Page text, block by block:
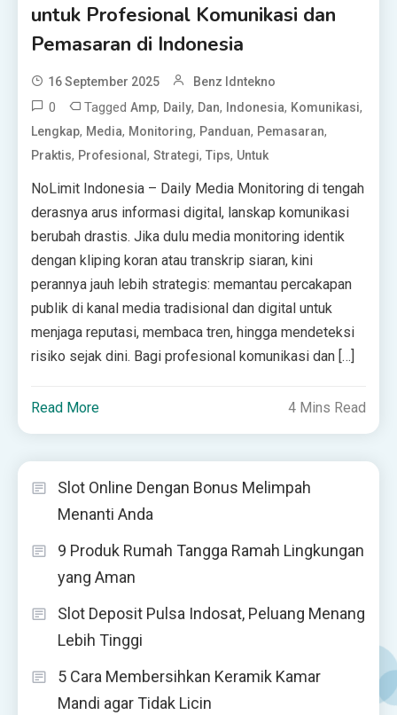
untuk Profesional Komunikasi dan
Pemasaran di Indonesia
16 September 2025 Benz Idntekno
0 TaggedAmp, Daily, Dan, Indonesia, Komunikasi,
Lengkap, Media, Monitoring, Panduan, Pemasaran,
Praktis, Profesional,Strategi,Tips, Untuk
NoLimit Indonesia – Daily Media Monitoring di tengah
derasnya arus informasi digital, lanskap komunikasi
berubah drastis. Jika dulu media monitoring identik
dengan kliping koran atau transkrip siaran, kini
perannya jauh lebih strategis: memantau percakapan
publik di kanal media tradisional dan digital untuk
menjaga reputasi, membaca tren, hingga mendeteksi
risiko sejak dini. Bagi profesional komunikasi dan […]
Read More 4 Mins Read
Slot Online Dengan Bonus Melimpah
Menanti Anda
9 Produk Rumah Tangga Ramah Lingkungan
yang Aman
Slot Deposit Pulsa Indosat, Peluang Menang
Lebih Tinggi
5 Cara Membersihkan Keramik Kamar
Mandi agar Tidak Licin